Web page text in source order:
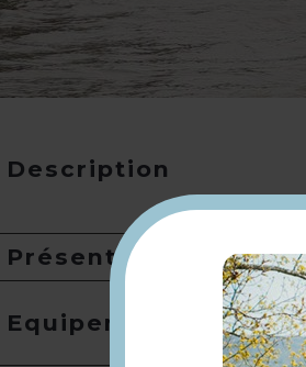
Description
Présentation
Equipement